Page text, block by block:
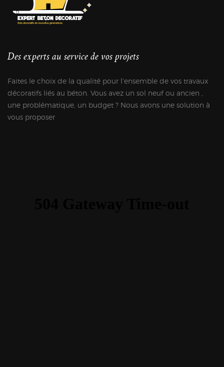
Des experts au service de vos projets
Faites le choix de la qualité pour l'ensemble de vos travaux
décoratifs liés au béton. Vous avez un sol neuf ou ancien ,
une problématique, un budget ? Nous avons une solution à
vous proposer